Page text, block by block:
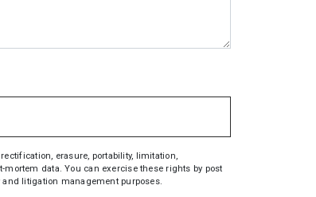
erasure, portability, limitation,
data. You can exercise these rights by post
and litigation management purposes.